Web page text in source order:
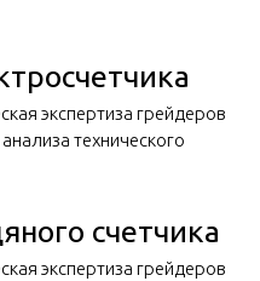
экспертиза грейдеров
технического
счетчика
экспертиза грейдеров